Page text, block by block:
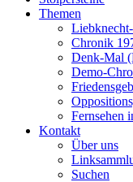
Themen
Chronik
Denk-Mal
Demo-
Fernsehen
Kontakt
Über uns
Suchen